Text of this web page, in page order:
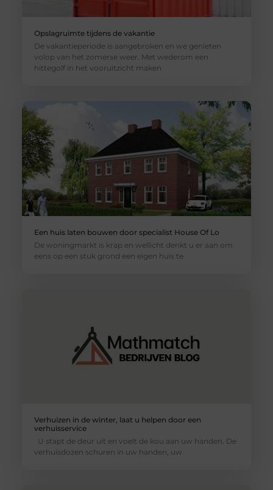
Opslagruimte tijdens de vakantie
De vakantieperiode is aangebroken en we genieten
volop van het zomerse weer. Met wederom een
hittegolf in het vooruitzicht maken
Een huis laten bouwen door specialist House Of Lo
De woningmarkt is krap en wellicht denkt u er aan om
eens op een stuk grond een eigen huis te
Verhuizen in de winter, laat u helpen door een
verhuisservice
U stapt de deur uit en voelt de kou aan uw handen. De
verhuisdozen schuren in uw handen, uw